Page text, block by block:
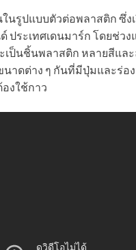
ในรูปแบบตัวต่อพลาสติก ซึ่ง
ประเทศเดนมาร์ก โดยช่วง
เป็นชิ้นพลาสติก หลายสีแล
าดต่าง ๆ กันที่มีปุ่มและร่อง
งใช้กาว